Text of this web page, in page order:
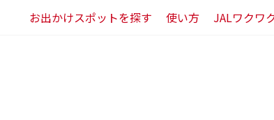
お出かけスポットを探す 使い方 JALワクワ